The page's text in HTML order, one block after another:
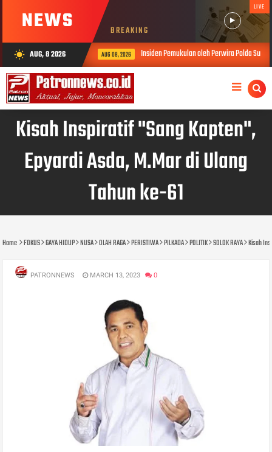
NEWS BREAKING
LIVE
wb_sunny AUG, 8 2026
AUG 08, 2026 Insiden Pemukulan oleh Perwira Polda Sumbar, Kabid Humas:
Kisah Inspiratif "Sang Kapten",
Epyardi Asda, M.Mar di Ulang
Tahun ke-61
Home FOKUS GAYA HIDUP NUSA OLAH RAGA PERISTIWA PILKADA POLITIK SOLOK RAYA Kisah
PATRONNEWS MARCH 13, 2023 0